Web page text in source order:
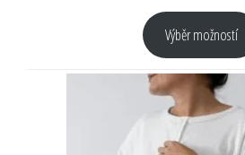
Výběr možností